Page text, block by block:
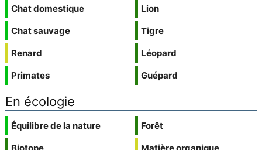
Chat domestique
Chat sauvage
Renard
Primates
Lion
Tigre
Léopard
Guépard
En écologie
Équilibre de la nature
Forêt